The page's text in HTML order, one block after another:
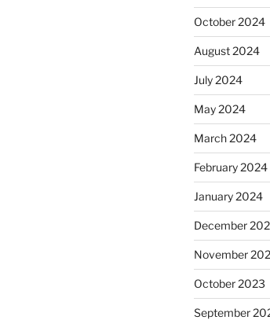
October 2024
August 2024
July 2024
May 2024
March 2024
February 2024
January 2024
December
November
October 2023
September